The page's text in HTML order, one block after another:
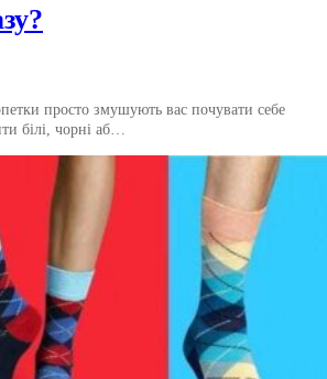
просто змушують вас почувати себе
білі, чорні аб…